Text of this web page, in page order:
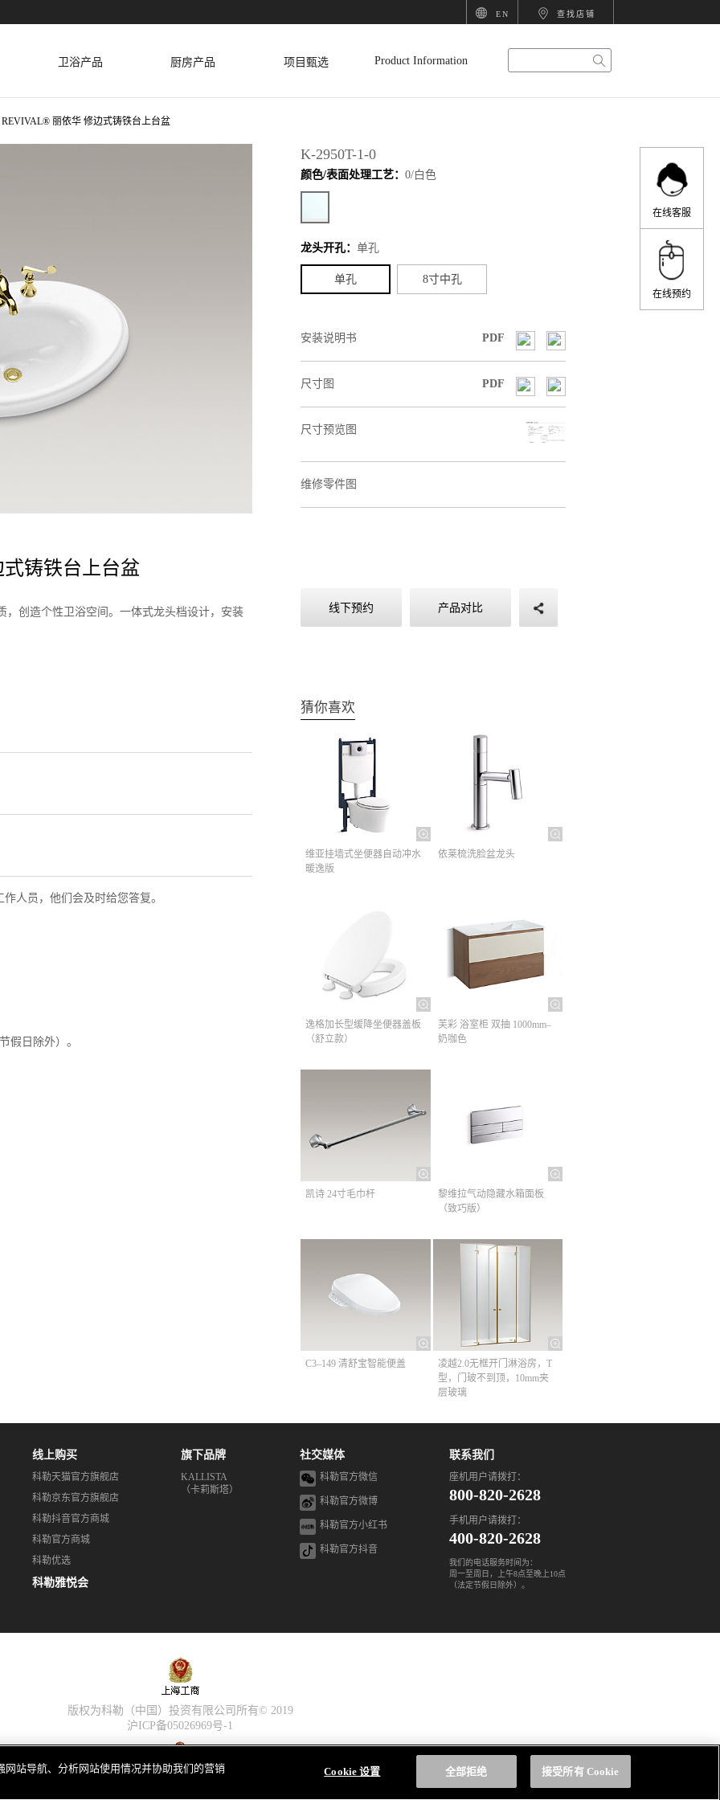
EN 查找店铺
卫浴产品 厨房产品 项目甄选 Product Information
REVIVAL® 丽依华 修边式铸铁台上台盆
铸铁台上台盆
，创造个性卫浴空间。一体式龙头档设计，安装
人员，他们会及时给您答复。
假日除外）。
K-2950T-1-0
颜色/表面处理工艺： 0/白色
龙头开孔： 单孔
单孔 8寸中孔
安装说明书 PDF
尺寸图 PDF
尺寸预览图
维修零件图
线下预约 产品对比
猜你喜欢
维亚挂墙式坐便器自动冲水
暖逸版
依莱梳洗脸盆龙头
逸格加长型缓降坐便器盖板
（舒立款）
芙彩 浴室柜 双抽 1000mm–
奶咖色
凯诗 24寸毛巾杆​
黎维拉气动隐藏水箱面板
（致巧版）
C3–149 清舒宝智能便盖
凌越2.0无框开门淋浴房，T
型，门玻不到顶，10mm夹
层玻璃
线上购买
科勒天猫官方旗舰店
科勒京东官方旗舰店
科勒抖音官方商城
科勒官方商城
科勒优选
科勒雅悦会
旗下品牌
KALLISTA
（卡莉斯塔）
社交媒体
科勒官方微信
科勒官方微博
科勒官方小红书
科勒官方抖音
联系我们
座机用户请拨打：
800-820-2628
手机用户请拨打：
400-820-2628
我们的电话服务时间为：
周一至周日，上午8点至晚上10点
（法定节假日除外）。
版权为科勒（中国）投资有限公司所有© 2019
沪ICP备05026969号-1
沪公网安备 31010602002259号
在线客服
在线预约
网站导航、分析网站使用情况并协助我们的营销
Cookie 设置 全部拒绝 接受所有 Cookie